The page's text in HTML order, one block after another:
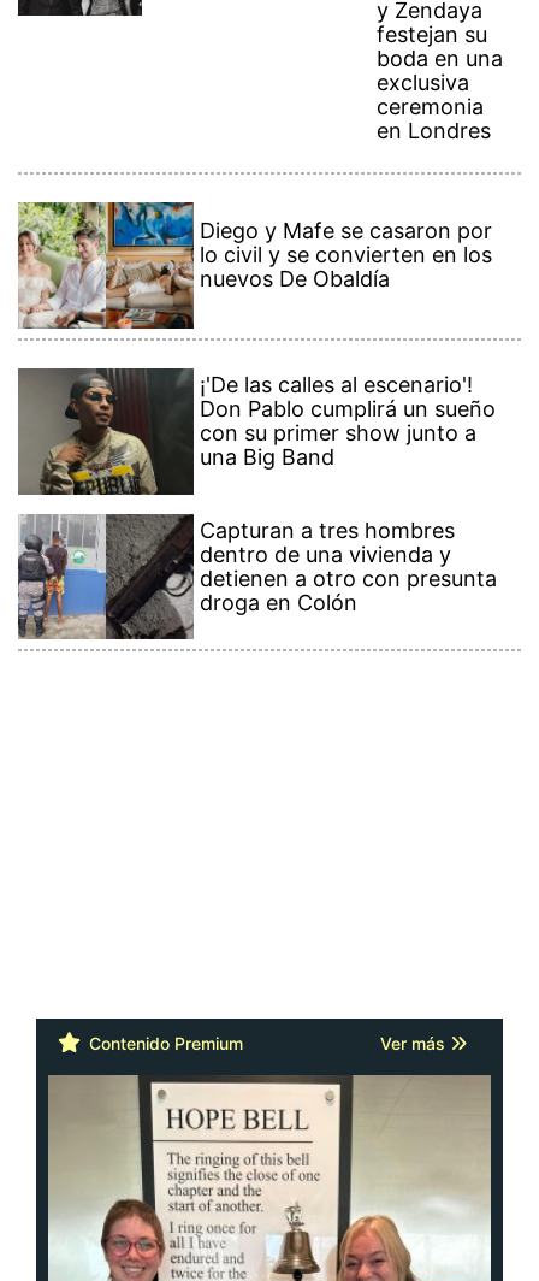
y Zendaya
festejan su
boda en una
exclusiva
ceremonia
en Londres
Diego y Mafe se casaron por
lo civil y se convierten en los
nuevos De Obaldía
¡'De las calles al escenario'!
Don Pablo cumplirá un sueño
con su primer show junto a
una Big Band
Capturan a tres hombres
dentro de una vivienda y
detienen a otro con presunta
droga en Colón
Contenido Premium Ver más